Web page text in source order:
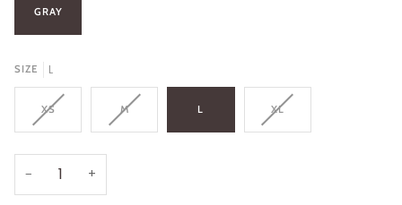
GRAY
SIZE L
XS M L XL
− +